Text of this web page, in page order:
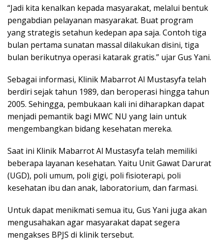
“Jadi kita kenalkan kepada masyarakat, melalui bentuk
pengabdian pelayanan masyarakat. Buat program
yang strategis setahun kedepan apa saja. Contoh tiga
bulan pertama sunatan massal dilakukan disini, tiga
bulan berikutnya operasi katarak gratis.” ujar Gus Yani.
Sebagai informasi, Klinik Mabarrot Al Mustasyfa telah
berdiri sejak tahun 1989, dan beroperasi hingga tahun
2005. Sehingga, pembukaan kali ini diharapkan dapat
menjadi pemantik bagi MWC NU yang lain untuk
mengembangkan bidang kesehatan mereka.
Saat ini Klinik Mabarrot Al Mustasyfa telah memiliki
beberapa layanan kesehatan. Yaitu Unit Gawat Darurat
(UGD), poli umum, poli gigi, poli fisioterapi, poli
kesehatan ibu dan anak, laboratorium, dan farmasi.
Untuk dapat menikmati semua itu, Gus Yani juga akan
mengusahakan agar masyarakat dapat segera
mengakses BPJS di klinik tersebut.